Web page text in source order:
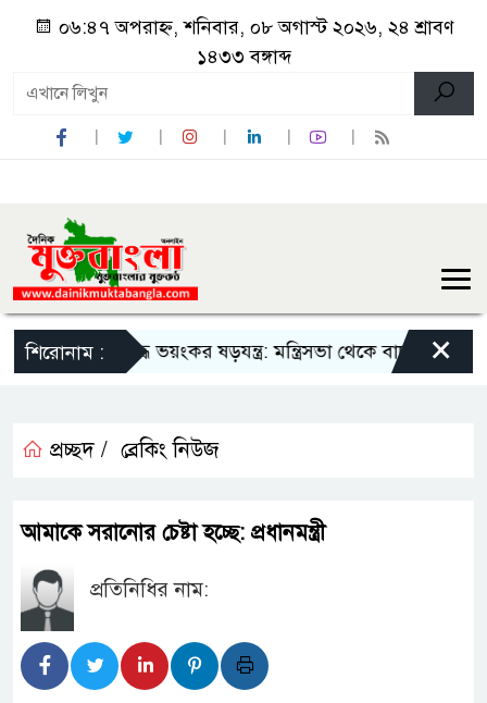
০৬:৪৭ অপরাহ্ন, শনিবার, ০৮ অগাস্ট ২০২৬, ২৪ শ্রাবণ
১৪৩৩ বঙ্গাব্দ
শিরোনাম :
বিরুদ্ধে ভয়ংকর ষড়যন্ত্র: মন্ত্রিসভা থেকে বাদ পড়তে পারেন বিতর্কিত
×
প্রচ্ছদ / ব্রেকিং নিউজ
আমাকে সরানোর চেষ্টা হচ্ছে: প্রধানমন্ত্রী
প্রতিনিধির নাম: